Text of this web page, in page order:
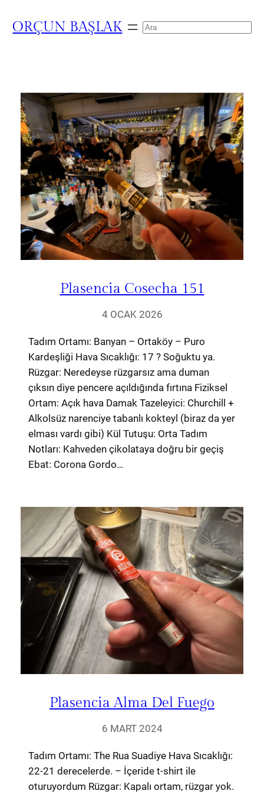
ORÇUN BAŞLAK Search
Plasencia Cosecha 151
4 OCAK 2026
Tadım Ortamı: Banyan – Ortaköy – Puro
Kardeşliği Hava Sıcaklığı: 17 ? Soğuktu ya.
Rüzgar: Neredeyse rüzgarsız ama duman
çıksın diye pencere açıldığında fırtına Fiziksel
Ortam: Açık hava Damak Tazeleyici: Churchill +
Alkolsüz narenciye tabanlı kokteyl (biraz da yer
elması vardı gibi) Kül Tutuşu: Orta Tadım
Notları: Kahveden çikolataya doğru bir geçiş
Ebat: Corona Gordo…
Plasencia Alma Del Fuego
6 MART 2024
Tadım Ortamı: The Rua Suadiye Hava Sıcaklığı:
22-21 derecelerde. – İçeride t-shirt ile
oturuyordum Rüzgar: Kapalı ortam, rüzgar yok.